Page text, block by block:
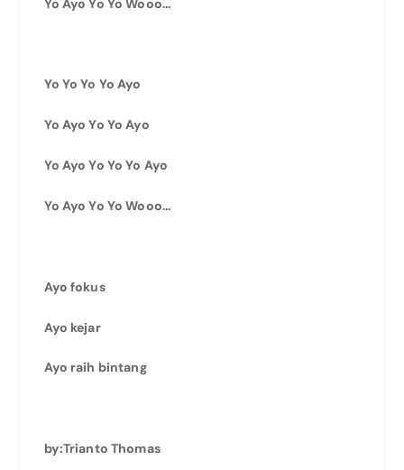
Yo Ayo Yo Yo Wooo…
Yo Yo Yo Yo Ayo
Yo Ayo Yo Yo Ayo
Yo Ayo Yo Yo Yo Ayo
Yo Ayo Yo Yo Wooo…
Ayo fokus
Ayo kejar
Ayo raih bintang
by:Trianto Thomas